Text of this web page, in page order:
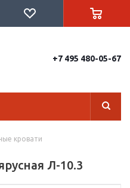
+7 495 480-05-67
кровати
Л-10.3